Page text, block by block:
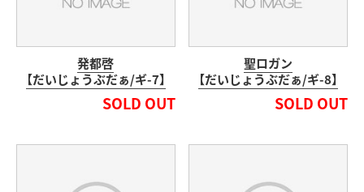
発都啓
【だいじょうぶだぁ/ギ-7】
SOLD OUT
聖ロガン
【だいじょうぶだぁ/ギ-8】
SOLD OUT